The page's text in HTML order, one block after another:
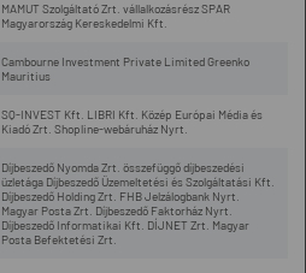
MAMUT Szolgáltató Zrt. vállalkozásrész SPAR
Magyarország Kereskedelmi Kft.
Cambourne Investment Private Limited Greenko
Mauritius
SQ-INVEST Kft. LIBRI Kft. Közép Európai Média és
Kiadó Zrt. Shopline-webáruház Nyrt.
Díjbeszedő Nyomda Zrt. összefüggő díjbeszedési
üzletága Díjbeszedő Üzemeltetési és Szolgáltatási Kft.
Díjbeszedő Holding Zrt. FHB Jelzálogbank Nyrt.
Magyar Posta Zrt. Díjbeszedő Faktorház Nyrt.
Díjbeszedő Informatikai Kft. DÍJNET Zrt. Magyar
Posta Befektetési Zrt.